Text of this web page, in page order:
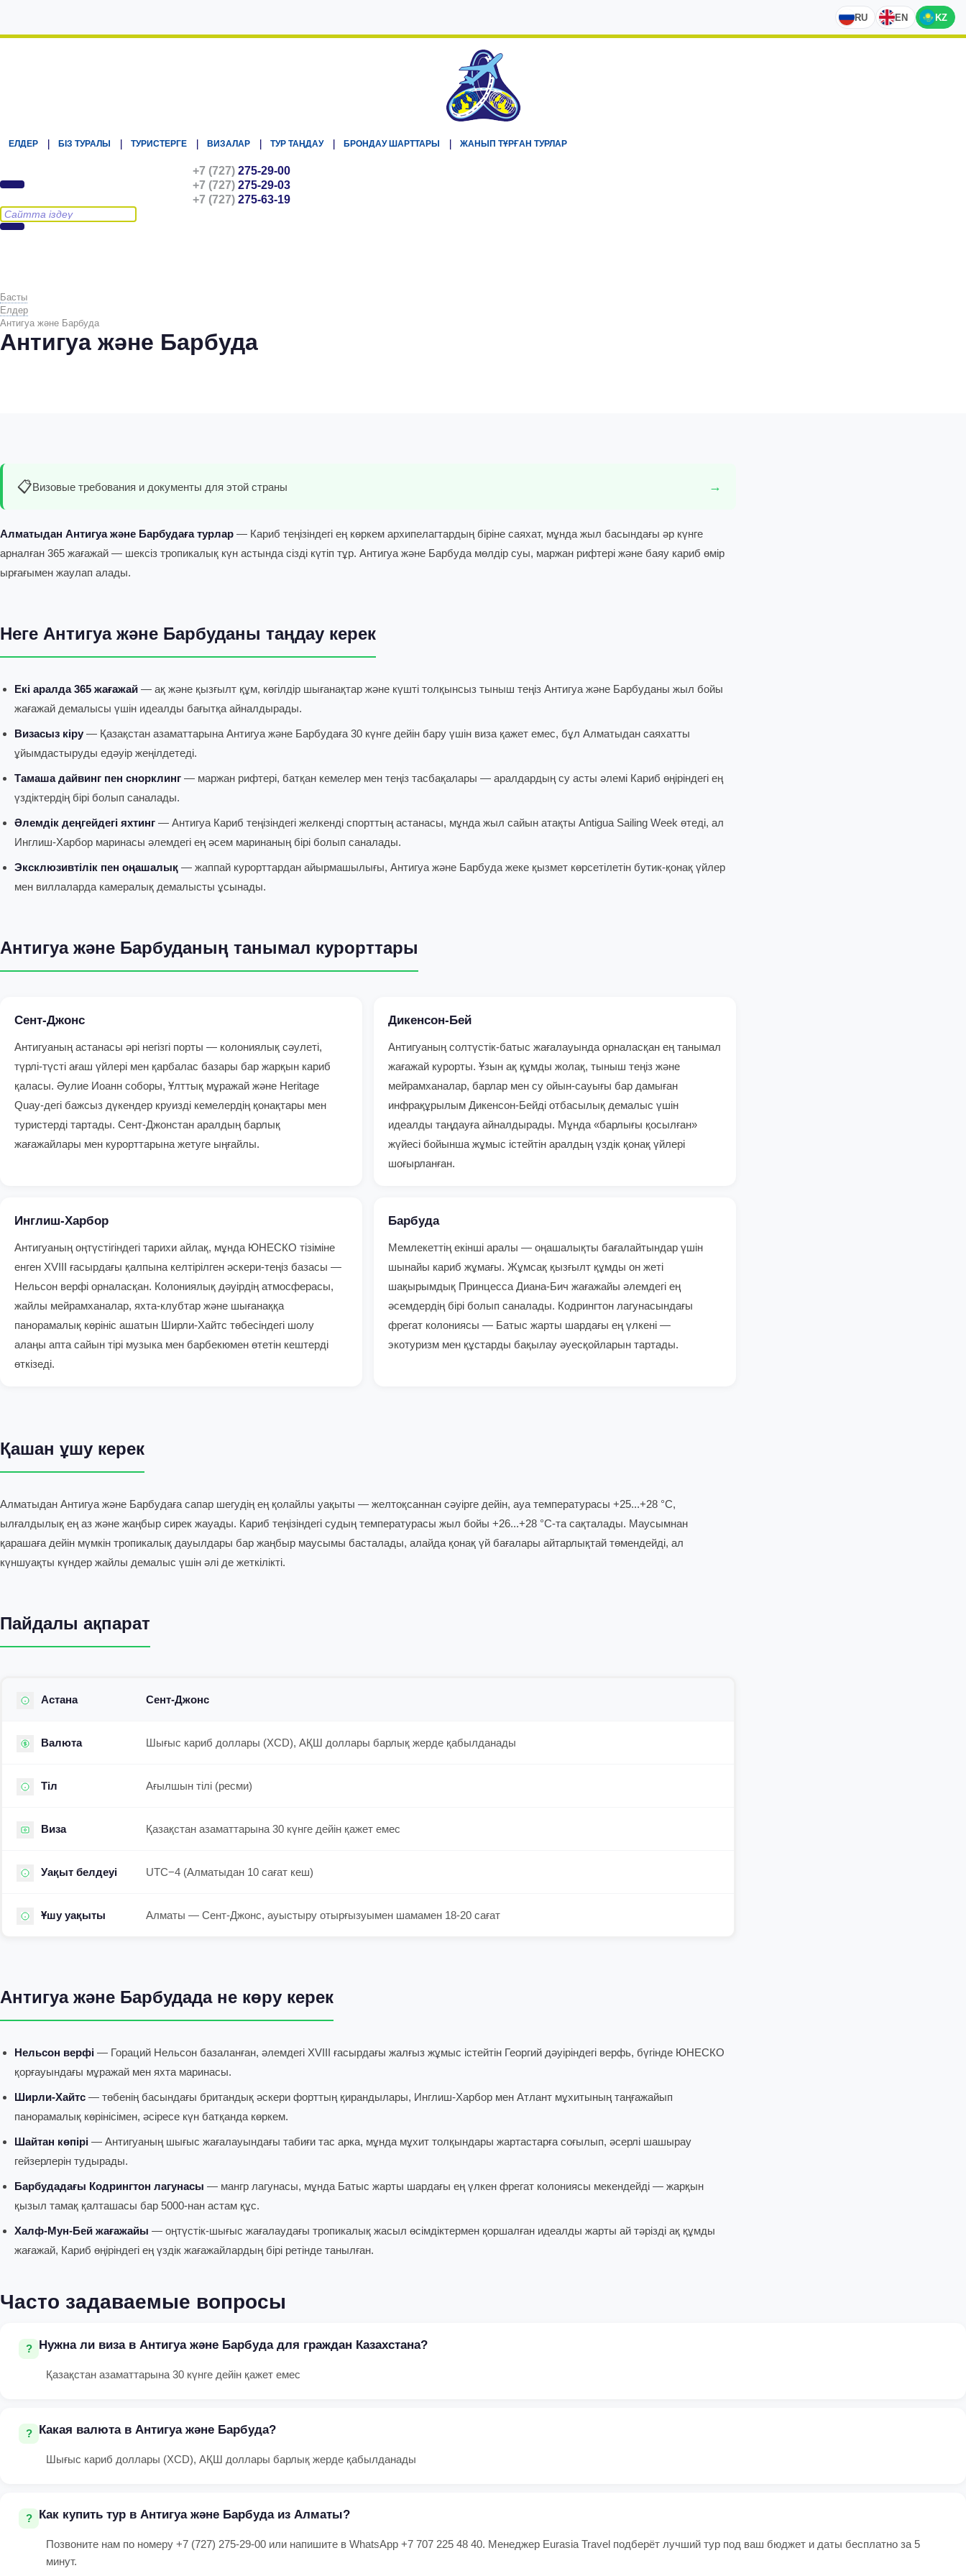
RU EN KZ
ЕЛДЕР БІЗ ТУРАЛЫ ТУРИСТЕРГЕ ВИЗАЛАР ТУР ТАҢДАУ БРОНДАУ ШАРТТАРЫ ЖАНЫП ТҰРҒАН ТУРЛАР
+7 (727) 275-29-00
+7 (727) 275-29-03
+7 (727) 275-63-19
Басты
Елдер
Антигуа және Барбуда
Антигуа және Барбуда
📋Визовые требования и документы для этой страны →
Алматыдан Антигуа және Барбудаға турлар — Кариб теңізіндегі ең көркем архипелагтардың біріне саяхат, мұнда жыл басындағы әр күнге
арналған 365 жағажай — шексіз тропикалық күн астында сізді күтіп тұр. Антигуа және Барбуда мөлдір суы, маржан рифтері және баяу кариб өмір
ырғағымен жаулап алады.
Неге Антигуа және Барбуданы таңдау керек
Екі аралда 365 жағажай — ақ және қызғылт құм, көгілдір шығанақтар және күшті толқынсыз тыныш теңіз Антигуа және Барбуданы жыл бойы
жағажай демалысы үшін идеалды бағытқа айналдырады.
Визасыз кіру — Қазақстан азаматтарына Антигуа және Барбудаға 30 күнге дейін бару үшін виза қажет емес, бұл Алматыдан саяхатты
ұйымдастыруды едәуір жеңілдетеді.
Тамаша дайвинг пен снорклинг — маржан рифтері, батқан кемелер мен теңіз тасбақалары — аралдардың су асты әлемі Кариб өңіріндегі ең
үздіктердің бірі болып саналады.
Әлемдік деңгейдегі яхтинг — Антигуа Кариб теңізіндегі желкенді спорттың астанасы, мұнда жыл сайын атақты Antigua Sailing Week өтеді, ал
Инглиш-Харбор маринасы әлемдегі ең әсем маринаның бірі болып саналады.
Эксклюзивтілік пен оңашалық — жаппай курорттардан айырмашылығы, Антигуа және Барбуда жеке қызмет көрсетілетін бутик-қонақ үйлер
мен виллаларда камералық демалысты ұсынады.
Антигуа және Барбуданың танымал курорттары
Сент-Джонс
Антигуаның астанасы әрі негізгі порты — колониялық сәулеті,
түрлі-түсті ағаш үйлері мен қарбалас базары бар жарқын кариб
қаласы. Әулие Иоанн соборы, Ұлттық мұражай және Heritage
Quay-дегі бажсыз дүкендер круизді кемелердің қонақтары мен
туристерді тартады. Сент-Джонстан аралдың барлық
жағажайлары мен курорттарына жетуге ыңғайлы.
Дикенсон-Бей
Антигуаның солтүстік-батыс жағалауында орналасқан ең танымал
жағажай курорты. Ұзын ақ құмды жолақ, тыныш теңіз және
мейрамханалар, барлар мен су ойын-сауығы бар дамыған
инфрақұрылым Дикенсон-Бейді отбасылық демалыс үшін
идеалды таңдауға айналдырады. Мұнда «барлығы қосылған»
жүйесі бойынша жұмыс істейтін аралдың үздік қонақ үйлері
шоғырланған.
Инглиш-Харбор
Антигуаның оңтүстігіндегі тарихи айлақ, мұнда ЮНЕСКО тізіміне
енген XVIII ғасырдағы қалпына келтірілген әскери-теңіз базасы —
Нельсон верфі орналасқан. Колониялық дәуірдің атмосферасы,
жайлы мейрамханалар, яхта-клубтар және шығанаққа
панорамалық көрініс ашатын Ширли-Хайтс төбесіндегі шолу
алаңы апта сайын тірі музыка мен барбекюмен өтетін кештерді
өткізеді.
Барбуда
Мемлекеттің екінші аралы — оңашалықты бағалайтындар үшін
шынайы кариб жұмағы. Жұмсақ қызғылт құмды он жеті
шақырымдық Принцесса Диана-Бич жағажайы әлемдегі ең
әсемдердің бірі болып саналады. Кодрингтон лагунасындағы
фрегат колониясы — Батыс жарты шардағы ең үлкені —
экотуризм мен құстарды бақылау әуесқойларын тартады.
Қашан ұшу керек
Алматыдан Антигуа және Барбудаға сапар шегудің ең қолайлы уақыты — желтоқсаннан сәуірге дейін, ауа температурасы +25...+28 °C,
ылғалдылық ең аз және жаңбыр сирек жауады. Кариб теңізіндегі судың температурасы жыл бойы +26...+28 °C-та сақталады. Маусымнан
қарашаға дейін мүмкін тропикалық дауылдары бар жаңбыр маусымы басталады, алайда қонақ үй бағалары айтарлықтай төмендейді, ал
күншуақты күндер жайлы демалыс үшін әлі де жеткілікті.
Пайдалы ақпарат
Астана Сент-Джонс
Валюта Шығыс кариб доллары (XCD), АҚШ доллары барлық жерде қабылданады
Тіл Ағылшын тілі (ресми)
Виза Қазақстан азаматтарына 30 күнге дейін қажет емес
Уақыт белдеуі UTC−4 (Алматыдан 10 сағат кеш)
Ұшу уақыты Алматы — Сент-Джонс, ауыстыру отырғызуымен шамамен 18-20 сағат
Антигуа және Барбудада не көру керек
Нельсон верфі — Гораций Нельсон базаланған, әлемдегі XVIII ғасырдағы жалғыз жұмыс істейтін Георгий дәуіріндегі верфь, бүгінде ЮНЕСКО
қорғауындағы мұражай мен яхта маринасы.
Ширли-Хайтс — төбенің басындағы британдық әскери форттың қирандылары, Инглиш-Харбор мен Атлант мұхитының таңғажайып
панорамалық көрінісімен, әсіресе күн батқанда көркем.
Шайтан көпірі — Антигуаның шығыс жағалауындағы табиғи тас арка, мұнда мұхит толқындары жартастарға соғылып, әсерлі шашырау
гейзерлерін тудырады.
Барбудадағы Кодрингтон лагунасы — мангр лагунасы, мұнда Батыс жарты шардағы ең үлкен фрегат колониясы мекендейді — жарқын
қызыл тамақ қалташасы бар 5000-нан астам құс.
Халф-Мун-Бей жағажайы — оңтүстік-шығыс жағалаудағы тропикалық жасыл өсімдіктермен қоршалған идеалды жарты ай тәрізді ақ құмды
жағажай, Кариб өңіріндегі ең үздік жағажайлардың бірі ретінде танылған.
Часто задаваемые вопросы
Нужна ли виза в Антигуа және Барбуда для граждан Казахстана?
Қазақстан азаматтарына 30 күнге дейін қажет емес
Какая валюта в Антигуа және Барбуда?
Шығыс кариб доллары (XCD), АҚШ доллары барлық жерде қабылданады
Как купить тур в Антигуа және Барбуда из Алматы?
Позвоните нам по номеру +7 (727) 275-29-00 или напишите в WhatsApp +7 707 225 48 40. Менеджер Eurasia Travel подберёт лучший тур под ваш бюджет и даты бесплатно за 5
минут.